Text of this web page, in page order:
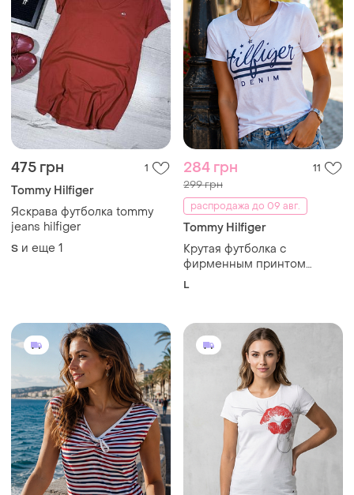
475 грн 1
Tommy Hilfiger
Яскрава футболка tommy
jeans hilfiger
S и еще 1
284 грн 11
299 грн
распродажа до 09 авг.
Tommy Hilfiger
Крутая футболка с
фирменным принтом
hilfiger denim american
L